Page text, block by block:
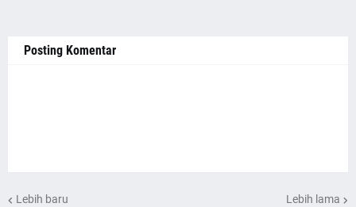
Posting Komentar
Lebih baru Lebih lama